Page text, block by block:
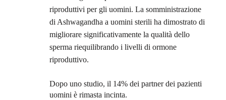
riproduttivi per gli uomini. La somministrazione
di Ashwagandha a uomini sterili ha dimostrato di
migliorare significativamente la qualità dello
sperma riequilibrando i livelli di ormone
riproduttivo.
Dopo uno studio, il 14% dei partner dei pazienti
uomini è rimasta incinta.